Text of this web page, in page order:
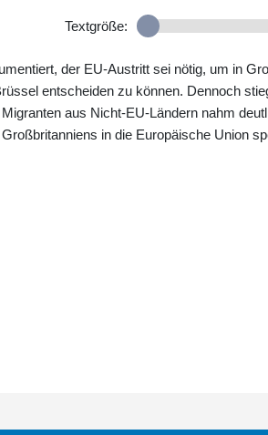
Textgröße:
der EU-Austritt sei nötig, um in
entscheiden zu können. Dennoch
aus Nicht-EU-Ländern nahm
in die Europäische Union